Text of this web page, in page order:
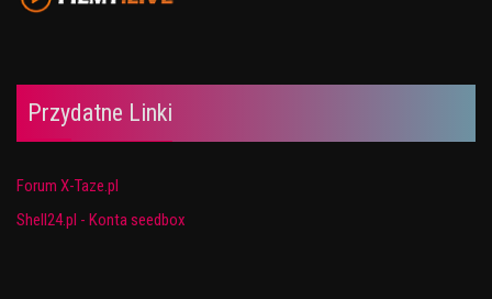
Przydatne Linki
Forum X-Taze.pl
Shell24.pl - Konta seedbox